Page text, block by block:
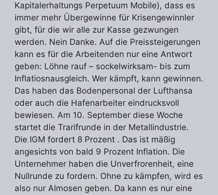
Kapitalerhaltungs Perpetuum Mobile), dass es
immer mehr Übergewinne für Krisengewinnler
gibt, für die wir alle zur Kasse gezwungen
werden. Nein Danke. Auf die Preissteigerungen
kann es für die Arbeitenden nur eine Antwort
geben: Löhne rauf – sockelwirksam- bis zum
Inflatiosnausgleich. Wer kämpft, kann gewinnen.
Das haben das Bodenpersonal der Lufthansa
oder auch die Hafenarbeiter eindrucksvoll
bewiesen. Am 10. September diese Woche
startet die Trarifrunde in der Metallindustrie.
Die IGM fordert 8 Prozent . Das ist mäßig
angesichts von bald 9 Prozent Inflation. Die
Unternehmer haben die Unverfrorenheit, eine
Nullrunde zu fordern. Ohne zu kämpfen, wird es
also nur Almosen geben. Da kann es nur eine